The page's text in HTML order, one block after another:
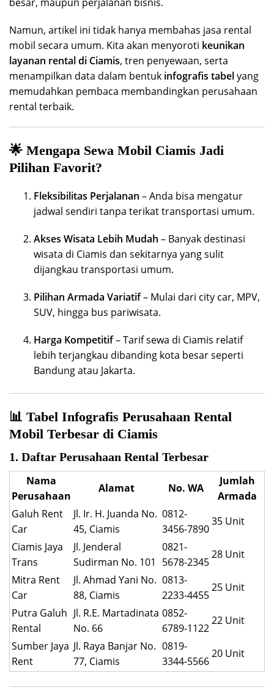
Namun, artikel ini tidak hanya membahas jasa rental
mobil secara umum. Kita akan menyoroti keunikan
layanan rental di Ciamis, tren penyewaan, serta
menampilkan data dalam bentuk infografis tabelyang
memudahkan pembaca membandingkan perusahaan
rental terbaik.
🌟 Mengapa Sewa Mobil Ciamis Jadi
Pilihan Favorit?
Fleksibilitas Perjalanan – Anda bisa mengatur
jadwal sendiri tanpa terikat transportasi umum.
Akses Wisata Lebih Mudah – Banyak destinasi
wisata di Ciamis dan sekitarnya yang sulit
dijangkau transportasi umum.
Pilihan Armada Variatif– Mulai dari city car, MPV,
SUV, hingga bus pariwisata.
Harga Kompetitif– Tarif sewa di Ciamis relatif
lebih terjangkau dibanding kota besar seperti
Bandung atau Jakarta.
📊 Tabel Infografis Perusahaan Rental
Mobil Terbesar di Ciamis
1. Daftar Perusahaan Rental Terbesar
Nama
Perusahaan
Alamat No. WA
Jumlah
Armada
Galuh Rent
Car
Jl. Ir. H. Juanda No.
45, Ciamis
0812-
3456-7890
35 Unit
Ciamis Jaya
Trans
Jl. Jenderal
Sudirman No. 101
0821-
5678-2345
28 Unit
Mitra Rent
Car
Jl. Ahmad Yani No.
88, Ciamis
0813-
2233-4455
25 Unit
Putra Galuh
Rental
Jl. R.E. Martadinata
No. 66
0852-
6789-1122
22 Unit
Sumber Jaya
Rent
Jl. Raya Banjar No.
77, Ciamis
0819-
3344-5566
20 Unit